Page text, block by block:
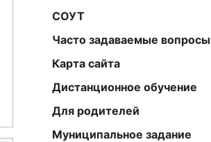
СОУТ
Часто задаваемые вопросы
Карта сайта
Дистанционное обучение
Для родителей
Муниципальное задание